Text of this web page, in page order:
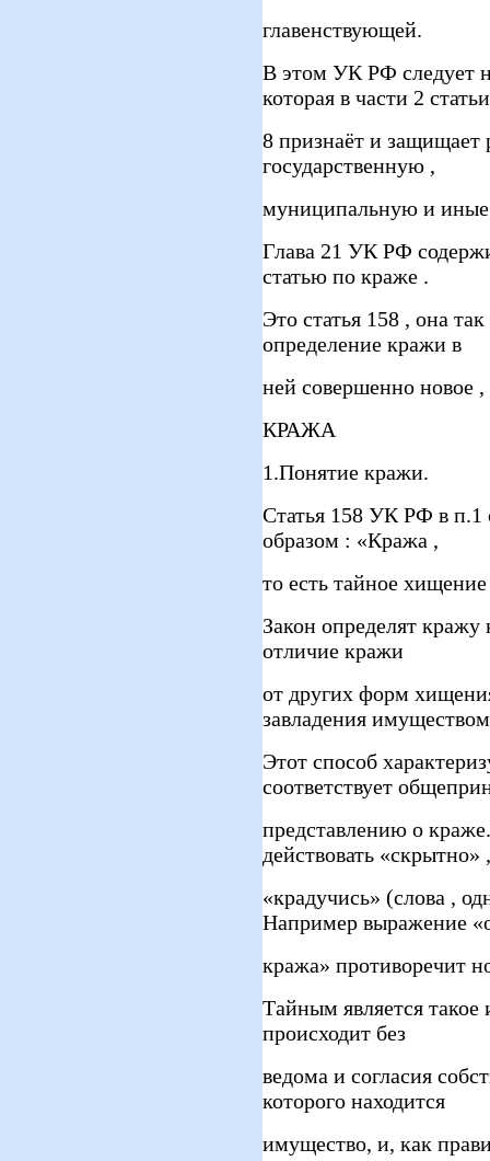
главенствующей.
В этом УК РФ следует
которая в части 2 статьи
8 признаёт и
государственную ,
муниципальную и
Глава 21 УК РФ
статью по краже .
Это статья 158 , она
определение кражи в
ней совершенно новое ,
КРАЖА
1.Понятие кражи.
Статья 158 УК РФ в п.1
образом : «Кража ,
то есть тайное
Закон определят
отличие кражи
от других форм
завладения
Этот способ
соответствует
представлению о
действовать «скрытно» ,
«крадучись» (слова ,
Например выражение
кража» противоречит
Тайным является такое
происходит без
ведома и согласия
которого находится
имущество, и, как